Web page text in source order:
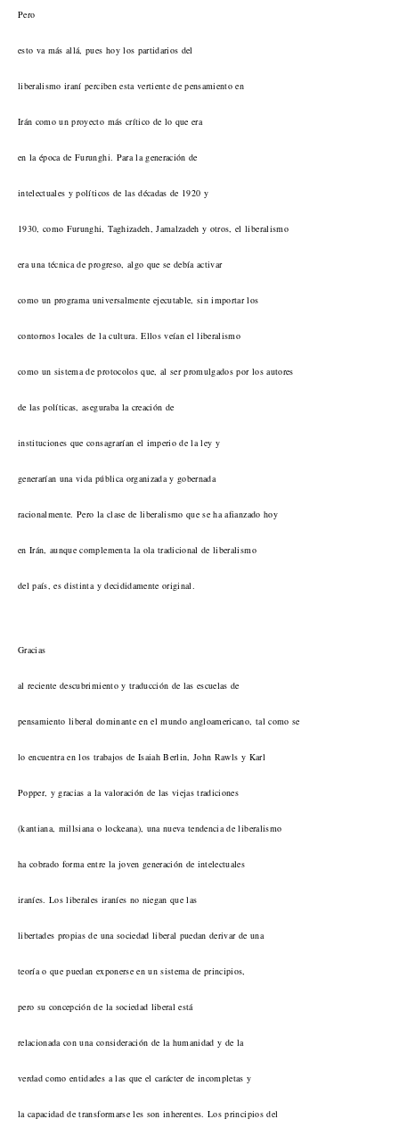
Pero
esto va más allá, pues hoy los partidarios del
liberalismo iraní perciben esta vertiente de pensamiento en
Irán como un proyecto más crítico de lo que era
en la época de Furunghi. Para la generación de
intelectuales y políticos de las décadas de 1920 y
1930, como Furunghi, Taghizadeh, Jamalzadeh y otros, el liberalismo
era una técnica de progreso, algo que se debía activar
como un programa universalmente ejecutable, sin importar los
contornos locales de la cultura. Ellos veían el liberalismo
como un sistema de protocolos que, al ser promulgados por los autores
de las políticas, aseguraba la creación de
instituciones que consagrarían el imperio de la ley y
generarían una vida pública organizada y gobernada
racionalmente. Pero la clase de liberalismo que se ha afianzado hoy
en Irán, aunque complementa la ola tradicional de liberalismo
del país, es distinta y decididamente original.
Gracias
al reciente descubrimiento y traducción de las escuelas de
pensamiento liberal dominante en el mundo angloamericano, tal como se
lo encuentra en los trabajos de Isaiah Berlin, John Rawls y Karl
Popper, y gracias a la valoración de las viejas tradiciones
(kantiana, millsiana o lockeana), una nueva tendencia de liberalismo
ha cobrado forma entre la joven generación de intelectuales
iraníes. Los liberales iraníes no niegan que las
libertades propias de una sociedad liberal puedan derivar de una
teoría o que puedan exponerse en un sistema de principios,
pero su concepción de la sociedad liberal está
relacionada con una consideración de la humanidad y de la
verdad como entidades a las que el carácter de incompletas y
la capacidad de transformarse les son inherentes. Los principios del